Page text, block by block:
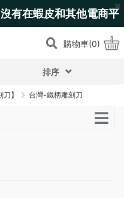
有在蝦皮和其他電商平
購物車(0)
排序
刀】 台灣-鐵柄雕刻刀